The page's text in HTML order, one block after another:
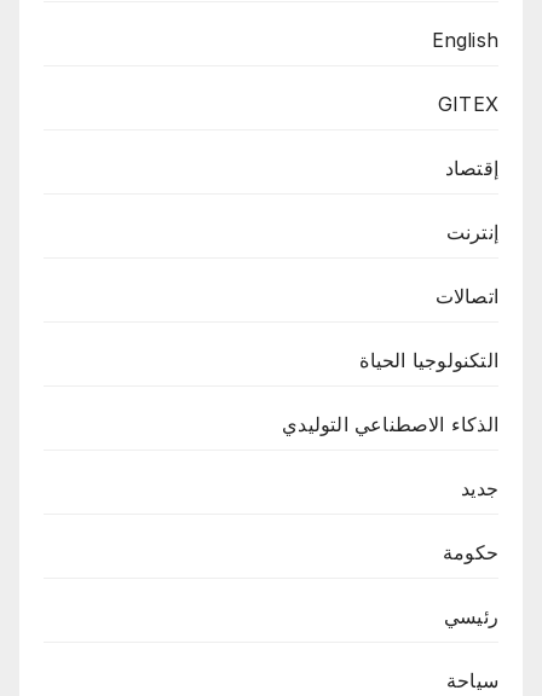
English
GITEX
إقتصاد
إنترنت
اتصالات
التكنولوجيا الحياة
الذكاء الاصطناعي التوليدي
جديد
حكومة
رئيسي
سياحة